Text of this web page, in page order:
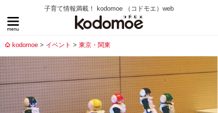
子育て情報満載！ kodomoe （コドモエ）web
kodomoe イベント 東京・関東